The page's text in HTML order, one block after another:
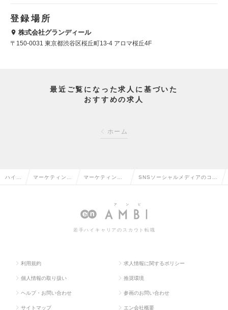
登録場所
株式会社グランディール
〒150-0031 東京都渋谷区桜丘町13-4 アロマ桜丘4F
最近ご覧になった求人に基づいた
おすすめの求人
ホーム
ハイク マーケティン マーケティング
bプランナーの転
SNSソーシャルメディアのコミ
ンバー・リーダー）の求人情報
若手ハイキャリアのスカウト転職
利用規約 求人情報に関するポリシー
個人情報の取り扱い 推奨環境
ヘルプ・お問い合わせ 参画のお問い合わせ
サイトマップ エン会社概要